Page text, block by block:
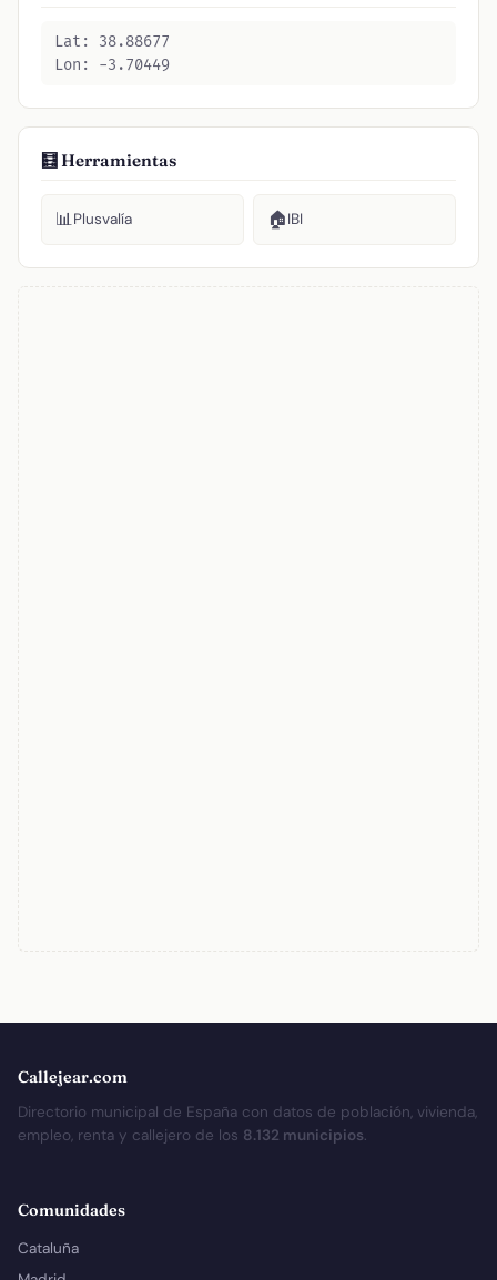
Lat: 38.88677
Lon: -3.70449
🧮 Herramientas
📊Plusvalía 🏠IBI
Callejear.com
Directorio municipal de España con datos de población, vivienda,
empleo, renta y callejero de los 8.132 municipios.
Comunidades
Cataluña